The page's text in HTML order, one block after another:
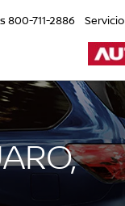
800-711-2886 Servicio